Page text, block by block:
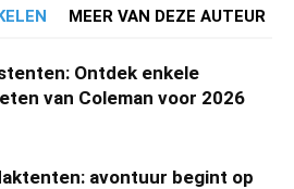
MEER VAN DEZE AUTEUR
Ontdek enkele
van Coleman voor 2026
avontuur begint op